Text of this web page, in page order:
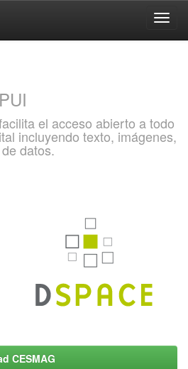
el acceso abierto a todo
incluyendo texto, imágenes,
datos.
CESMAG